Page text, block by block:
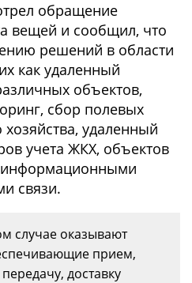
обращение
вещей и сообщил, что
решений в области
как удаленный
объектов,
сбор полевых
удаленный
учета ЖКХ, объектов
информационными
связи.
случае оказывают
прием,
доставку